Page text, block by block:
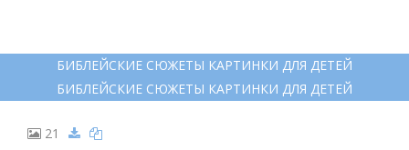
БИБЛЕЙСКИЕ СЮЖЕТЫ КАРТИНКИ ДЛЯ ДЕТЕЙ
БИБЛЕЙСКИЕ СЮЖЕТЫ КАРТИНКИ ДЛЯ ДЕТЕЙ
21